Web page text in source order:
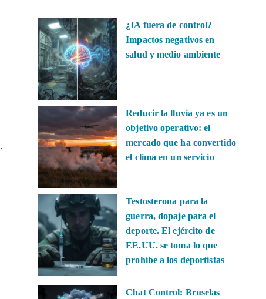
.
¿IA fuera de control?
Impactos negativos en
salud y medio ambiente
Reducir la lluvia ya es un
objetivo operativo: el
mercado que ha convertido
el clima en un servicio
Testosterona para la
guerra, dopaje para el
deporte. El ejército de
EE.UU. se toma lo que
prohíbe a los deportistas
Chat Control: Bruselas